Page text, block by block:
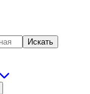
Искать